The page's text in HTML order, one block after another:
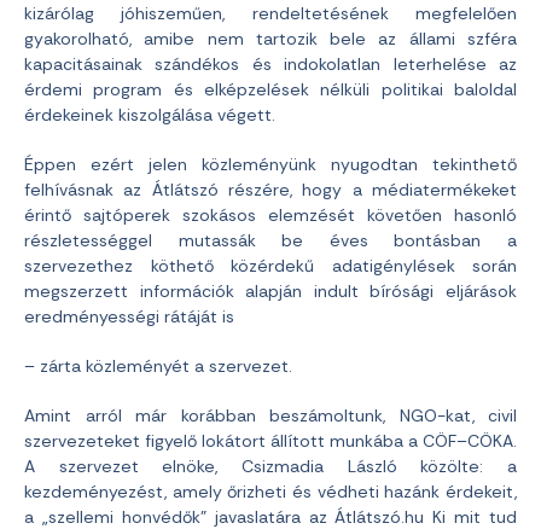
kizárólag jóhiszeműen, rendeltetésének megfelelően
gyakorolható, amibe nem tartozik bele az állami szféra
kapacitásainak szándékos és indokolatlan leterhelése az
érdemi program és elképzelések nélküli politikai baloldal
érdekeinek kiszolgálása végett.
Éppen ezért jelen közleményünk nyugodtan tekinthető
felhívásnak az Átlátszó részére, hogy a médiatermékeket
érintő sajtóperek szokásos elemzését követően hasonló
részletességgel mutassák be éves bontásban a
szervezethez köthető közérdekű adatigénylések során
megszerzett információk alapján indult bírósági eljárások
eredményességi rátáját is
– zárta közleményét a szervezet.
Amint arról már korábban beszámoltunk, NGO-kat, civil
szervezeteket figyelő lokátort állított munkába a CÖF–CÖKA.
A szervezet elnöke, Csizmadia László közölte: a
kezdeményezést, amely őrizheti és védheti hazánk érdekeit,
a „szellemi honvédők” javaslatára az Átlátszó.hu Ki mit tud